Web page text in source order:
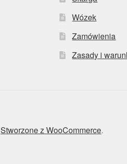
Wózek
Zamówienia
Zasady i
Stworzone z WooCommerce.